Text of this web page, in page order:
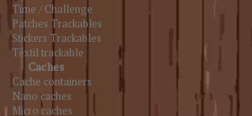
Time / Challenge
Patches Trackables
Stickers Trackables
Têxtil trackable
Caches
Cache containers
Nano caches
Micro caches